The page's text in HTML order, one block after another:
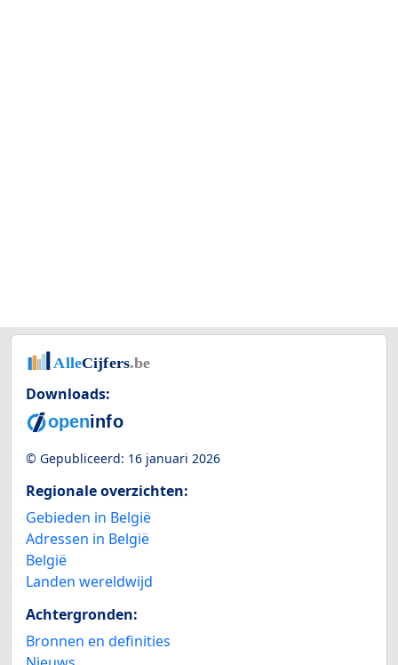
Downloads:
© Gepubliceerd: 16 januari 2026
Regionale overzichten:
Gebieden in België
Adressen in België
België
Landen wereldwijd
Achtergronden:
Bronnen en definities